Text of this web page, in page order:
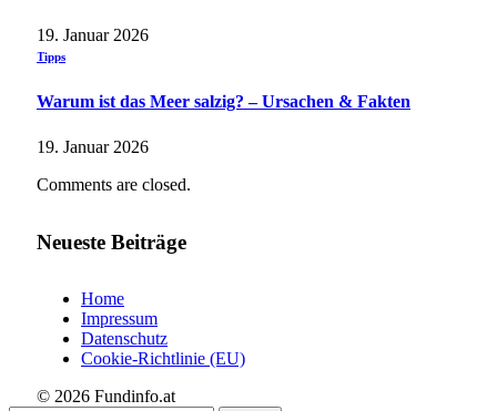
19. Januar 2026
Tipps
Warum ist das Meer salzig? – Ursachen & Fakten
19. Januar 2026
Comments are closed.
Neueste Beiträge
Home
Impressum
Datenschutz
Cookie-Richtlinie (EU)
© 2026 Fundinfo.at